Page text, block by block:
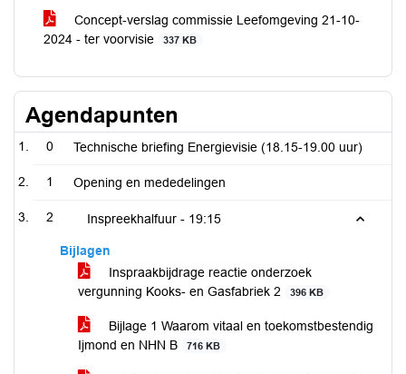
Concept-verslag commissie Leefomgeving 21-10-
2024 - ter voorvisie
337 KB
Agendapunten
0 Technische briefing Energievisie (18.15-19.00 uur)
1 Opening en mededelingen
2 Inspreekhalfuur - 19:15
Bijlagen
Inspraakbijdrage reactie onderzoek
vergunning Kooks- en Gasfabriek 2
396 KB
Bijlage 1 Waarom vitaal en toekomstbestendig
Ijmond en NHN B
716 KB